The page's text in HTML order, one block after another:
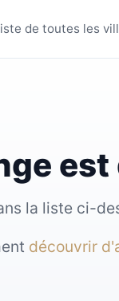
de toutes les
la liste ci-
découvrir